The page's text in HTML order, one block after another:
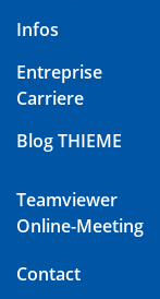
Infos
Entreprise
Carriere
Blog THIEME
Teamviewer
Online-Meeting
Contact